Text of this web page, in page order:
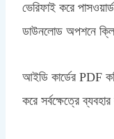
ভেরিফাই করে
ডাউনলোড অপশনে
আইডি কার্ডের PDF
করে সর্বক্ষেত্রে